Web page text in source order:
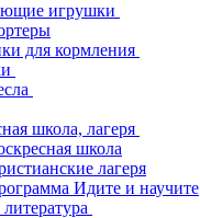
игрушки
для кормления
школа, лагеря
школа
лагеря
Идите и научите